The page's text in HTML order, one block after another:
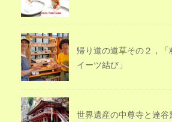
帰り道の道草その２，「
イーツ結び」
世界遺産の中尊寺と達谷